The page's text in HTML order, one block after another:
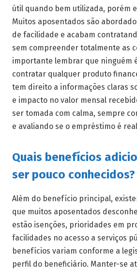
útil quando bem utilizada, porém
Muitos aposentados são
de facilidade e acabam
sem compreender totalmente as
importante lembrar que ninguém
contratar qualquer produto
tem direito a informações claras
e impacto no valor mensal
ser tomada com calma, sempre
e avaliando se o empréstimo é
Quais benefícios
ser pouco conhecidos?
Além do benefício principal,
que muitos aposentados
estão isenções, prioridades em
facilidades no acesso a serviços
benefícios variam conforme a
perfil do beneficiário. Manter-se